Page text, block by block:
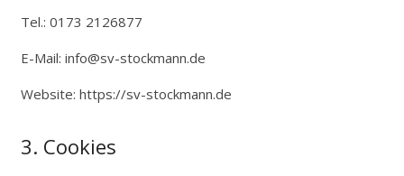
Tel.: 0173 2126877
E-Mail: info@sv-stockmann.de
Website: https://sv-stockmann.de
3. Cookies